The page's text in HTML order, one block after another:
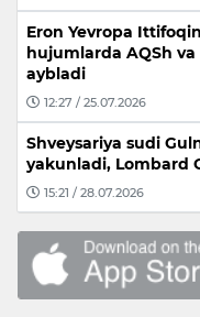
Eron Yevropa
hujumlarda AQSh
aybladi
12:27 / 25.07.2026
Shveysariya sudi
yakunladi, Lombard
15:21 / 28.07.2026